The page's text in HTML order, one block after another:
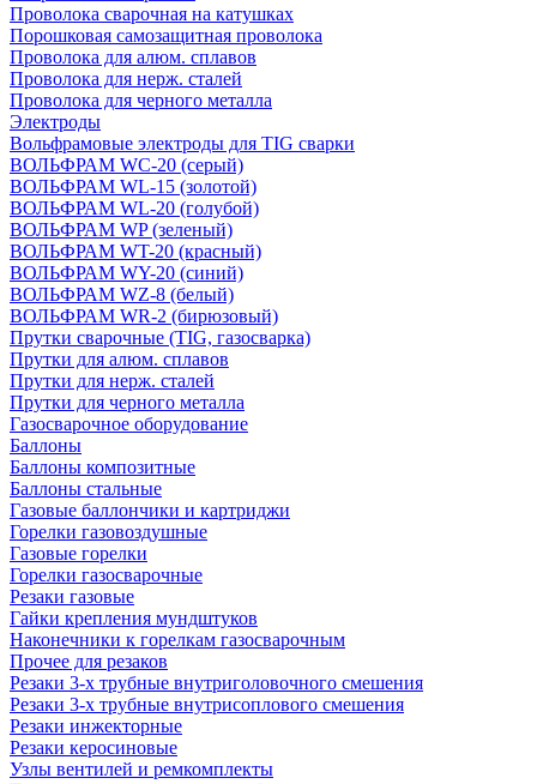
Проволока сварочная на катушках
Порошковая самозащитная проволока
Проволока для алюм. сплавов
Проволока для нерж. сталей
Проволока для черного металла
Электроды
Вольфрамовые электроды для TIG сварки
ВОЛЬФРАМ WC-20 (серый)
ВОЛЬФРАМ WL-15 (золотой)
ВОЛЬФРАМ WL-20 (голубой)
ВОЛЬФРАМ WP (зеленый)
ВОЛЬФРАМ WT-20 (красный)
ВОЛЬФРАМ WY-20 (синий)
ВОЛЬФРАМ WZ-8 (белый)
ВОЛЬФРАМ WR-2 (бирюзовый)
Прутки сварочные (TIG, газосварка)
Прутки для алюм. сплавов
Прутки для нерж. сталей
Прутки для черного металла
Газосварочное оборудование
Баллоны
Баллоны композитные
Баллоны стальные
Газовые баллончики и картриджи
Горелки газовоздушные
Газовые горелки
Горелки газосварочные
Резаки газовые
Гайки крепления мундштуков
Наконечники к горелкам газосварочным
Прочее для резаков
Резаки 3-х трубные внутриголовочного смешения
Резаки 3-х трубные внутрисоплового смешения
Резаки инжекторные
Резаки керосиновые
Узлы вентилей и ремкомплекты